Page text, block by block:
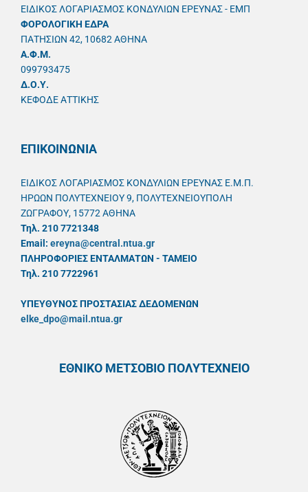
ΕΙΔΙΚΟΣ ΛΟΓΑΡΙΑΣΜΟΣ ΚΟΝΔΥΛΙΩΝ ΕΡΕΥΝΑΣ - ΕΜΠ
ΦΟΡΟΛΟΓΙΚΗ ΕΔΡΑ
ΠΑΤΗΣΙΩΝ 42, 10682 ΑΘΗΝΑ
A.Φ.Μ.
099793475
Δ.Ο.Υ.
ΚΕΦΟΔΕ ΑΤΤΙΚΗΣ
ΕΠΙΚΟΙΝΩΝΙΑ
ΕΙΔΙΚΟΣ ΛΟΓΑΡΙΑΣΜΟΣ ΚΟΝΔΥΛΙΩΝ ΕΡΕΥΝΑΣ Ε.Μ.Π.
ΗΡΩΩΝ ΠΟΛΥΤΕΧΝΕΙΟΥ 9, ΠΟΛΥΤΕΧΝΕΙΟΥΠΟΛΗ
ΖΩΓΡΑΦΟΥ, 15772 ΑΘΗΝΑ
Τηλ. 210 7721348
Email: ereyna@central.ntua.gr
ΠΛΗΡΟΦΟΡΙΕΣ ΕΝΤΑΛΜΑΤΩΝ - ΤΑΜΕΙΟ
Τηλ. 210 7722961
ΥΠΕΥΘYΝΟΣ ΠΡΟΣΤΑΣΙΑΣ ΔΕΔΟΜΕΝΩΝ
elke_dpo@mail.ntua.gr
ΕΘΝΙΚΟ ΜΕΤΣΟΒΙΟ ΠΟΛΥΤΕΧΝΕΙΟ